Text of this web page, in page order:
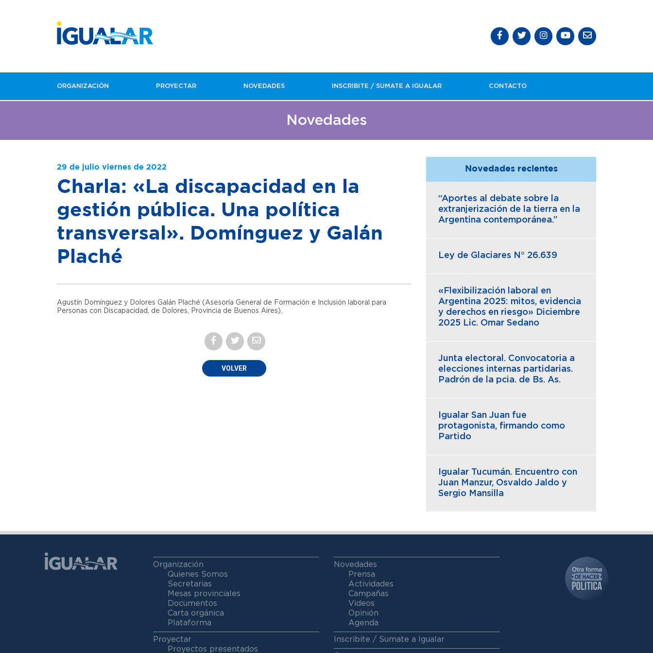
ORGANIZACIÓN PROYECTAR NOVEDADES INSCRIBITE / SUMATE A IGUALAR CONTACTO
Novedades
29 de julio viernes de 2022
Charla: «La discapacidad en la
gestión pública. Una política
transversal». Domínguez y Galán
Plaché
Agustín Domínguez y Dolores Galán Plaché (Asesoría General de Formación e Inclusión laboral para
Personas con Discapacidad, de Dolores, Provincia de Buenos Aires).
VOLVER
Novedades recientes
“Aportes al debate sobre la
extranjerización de la tierra en la
Argentina contemporánea.”
Ley de Glaciares N° 26.639
«Flexibilización laboral en
Argentina 2025: mitos, evidencia
y derechos en riesgo» Diciembre
2025 Lic. Omar Sedano
Junta electoral. Convocatoria a
elecciones internas partidarias.
Padrón de la pcia. de Bs. As.
Igualar San Juan fue
protagonista, firmando como
Partido
Igualar Tucumán. Encuentro con
Juan Manzur, Osvaldo Jaldo y
Sergio Mansilla
Organización
Quienes Somos
Secretarias
Mesas provinciales
Documentos
Carta orgánica
Plataforma
Proyectar
Proyectos presentados
Novedades
Prensa
Actividades
Campañas
Videos
Opinión
Agenda
Inscribite / Sumate a Igualar